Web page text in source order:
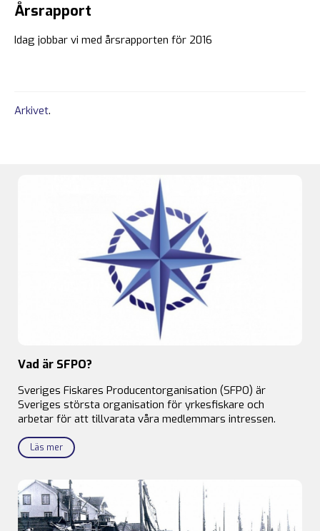
Årsrapport
Idag jobbar vi med årsrapporten för 2016
Arkivet.
Vad är SFPO?
Sveriges Fiskares Producentorganisation (SFPO) är
Sveriges största organisation för yrkesfiskare och
arbetar för att tillvarata våra medlemmars intressen.
Läs mer